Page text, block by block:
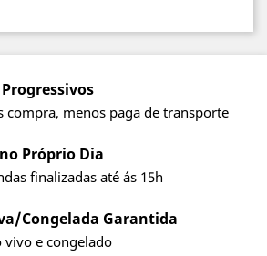
compra, menos paga de transporte
Próprio Dia
finalizadas até ás 15h
Congelada Garantida
vivo e congelado